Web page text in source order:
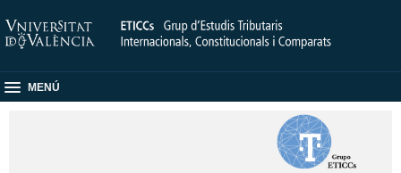
MENÚ